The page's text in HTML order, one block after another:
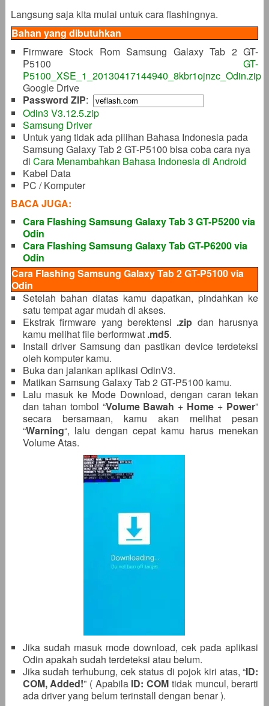
Langsung saja kita mulai untuk cara flashingnya.
Bahan yang dibutuhkan
Firmware Stock Rom Samsung Galaxy Tab 2 GT-
P5100GT-
P5100_XSE_1_20130417144940_8kbr1ojnzc_Odin.zip
Google Drive
Password ZIP:
Odin3 V3.12.5.zip
Samsung Driver
Untuk yang tidak ada pilihan Bahasa Indonesia pada
Samsung Galaxy Tab 2 GT-P5100 bisa coba cara nya
di Cara Menambahkan Bahasa Indonesia di Android
Kabel Data
PC / Komputer
BACA JUGA:
Cara Flashing Samsung Galaxy Tab 3 GT-P5200 via
Odin
Cara Flashing Samsung Galaxy Tab GT-P6200 via
Odin
Cara Flashing Samsung Galaxy Tab 2 GT-P5100 via
Odin
Setelah bahan diatas kamu dapatkan, pindahkan ke
satu tempat agar mudah di akses.
Ekstrak firmware yang berektensi .zip dan harusnya
kamu melihat file berformwat .md5.
Install driver Samsung dan pastikan device terdeteksi
oleh komputer kamu.
Buka dan jalankan aplikasi OdinV3.
Matikan Samsung Galaxy Tab 2 GT-P5100 kamu.
Lalu masuk ke Mode Download, dengan caran tekan
dan tahan tombol “Volume Bawah + Home + Power”
secara bersamaan, kamu akan melihat pesan
“Warning“, lalu dengan cepat kamu harus menekan
Volume Atas.
Jika sudah masuk mode download, cek pada aplikasi
Odin apakah sudah terdeteksi atau belum.
Jika sudah terhubung, cek status di pojok kiri atas, “ID:
COM, Added!” ( ApabilaID: COM tidak muncul, berarti
ada driver yang belum terinstall dengan benar ).